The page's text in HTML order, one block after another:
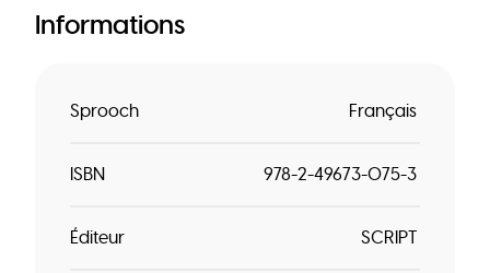
Informations
Sprooch Français
ISBN 978-2-49673-075-3
Éditeur SCRIPT